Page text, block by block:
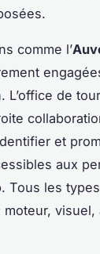
comme l’
L’office de
et
aux
Tous les
visuel,